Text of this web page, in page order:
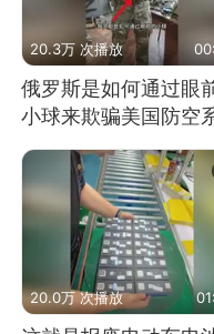
20.3万 次播放
俄罗斯是如何通过眼
小球来欺骗美国防空
的
20.0万 次播放